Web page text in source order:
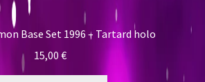
Base Set 1996 – Tartard holo
15,00 €